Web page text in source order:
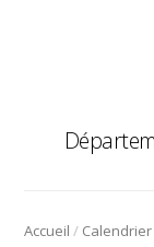
Accueil / Calendrier